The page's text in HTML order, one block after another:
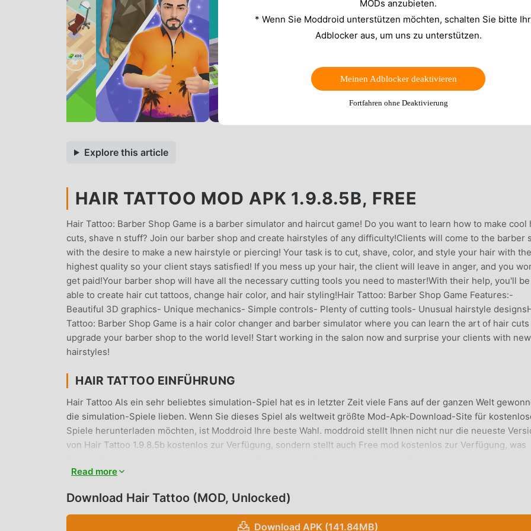
Explore this article
HAIR TATTOO MOD APK 1.9.8.5B, FREE
Hair Tattoo: Barber Shop Game is a barber simulator and haircut game! Do you want to learn how to make cool
cuts, shave n stuff? Join our barber shop and create hairstyles of any difficulty!Clients will come to the barber
with the desire to make a new hairstyle or piercing! Your task is to cut, shave, color, and style your hair with the
highest quality so your client stays satisfied! If you mess up your hair, the client will leave in anger, and you
get paid!Your barber shop will have all the necessary cutting tools you need to master!With their help, you'll be
able to create hair cut tattoos, change hair color, and hair styling!Hair Tattoo: Barber Shop Game Features:-
Beautiful 3D graphics- Unique mechanics- Simple controls- Plenty of cutting tools- Unusual hairstyle
Tattoo: Barber Shop Game is a hair color changer and barber simulator where you can learn the art of hair cuts
upgrade your barber shop to the world level! Start working in the salon now and surprise your clients with new
hairstyles!
HAIR TATTOO EINFÜHRUNG
Hair Tattoo Als ein sehr beliebtes simulation-Spiel hat es in letzter Zeit viele Fans auf der ganzen Welt
die simulation-Spiele lieben. Wenn Sie dieses Spiel als weltweit größte Mod-Apk-Download-Site für
Spiele herunterladen möchten, ist Moddroid Ihre beste Wahl. moddroid stellt Ihnen nicht nur die neueste
von Hair Tattoo 1.9.8.5b kostenlos zur Verfügung, sondern stellt auch Free mod kostenlos zur Verfügung, was
darauf, die Freude zu genießen, die das Spiel selbst mit sich bringt. moddroid verspricht, dass jeder Hair Tattoo
Laden Sie einfach den Moddroid-Client herunter, Sie können Hair Tattoo 1.9.8.5b mit einem Klick herunterladen
und installieren. Worauf wartest du, lade Moddroid herunter und spiele!
Read more
Download Hair Tattoo (MOD, Unlocked)
Download APK (141.84MB)
MODs anzubieten.
* Wenn Sie Moddroid unterstützen möchten, schalten Sie bitte
Adblocker aus, um uns zu unterstützen.
Meinen Adblocker deaktivieren
Fortfahren ohne Deaktivierung